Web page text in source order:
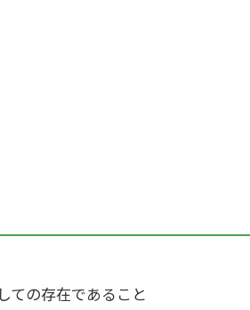
ての存在であること